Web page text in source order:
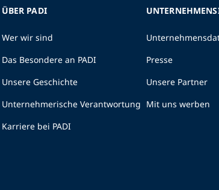
ÜBER PADI
Wer wir sind
Das Besondere an PADI
Unsere Geschichte
Unternehmerische Verantwortung
Karriere bei PADI
Presse
Unsere Partner
Mit uns werben